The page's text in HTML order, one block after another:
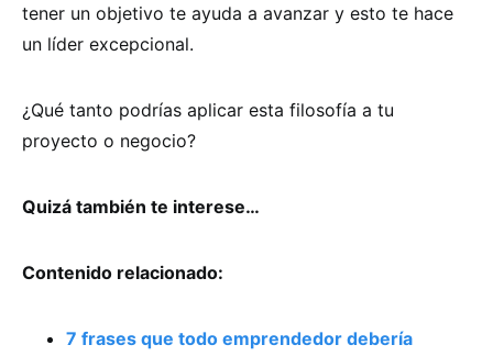
tener un objetivo te ayuda a avanzar y esto te hace
un líder excepcional.
¿Qué tanto podrías aplicar esta filosofía a tu
proyecto o negocio?
Quizá también te interese…
Contenido relacionado:
7 frases que todo emprendedor debería